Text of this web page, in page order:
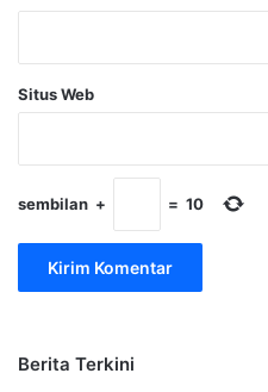
Situs Web
sembilan + = 10
Berita Terkini